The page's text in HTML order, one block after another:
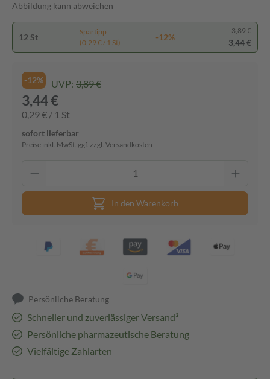
Abbildung kann abweichen
12 St
Spartipp
(0,29 € / 1 St)
-12%
3,89 €
3,44 €
-12% UVP: 3,89 €
3,44 €
0,29 € / 1 St
sofort lieferbar
Preise inkl. MwSt. ggf. zzgl. Versandkosten
In den Warenkorb
Persönliche Beratung
Schneller und zuverlässiger Versand³
Persönliche pharmazeutische Beratung
Vielfältige Zahlarten